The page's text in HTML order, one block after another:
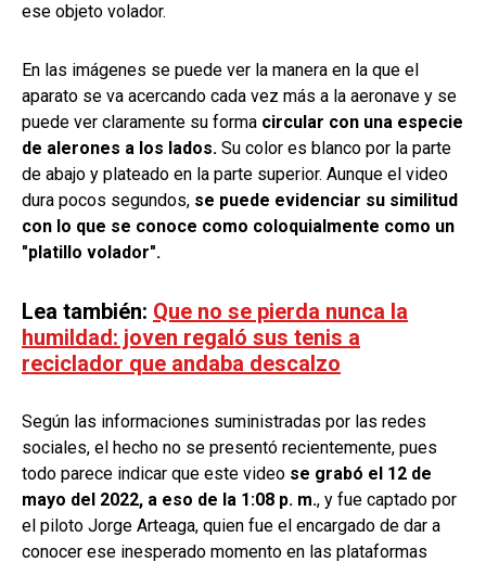
ese objeto volador.
En las imágenes se puede ver la manera en la que el
aparato se va acercando cada vez más a la aeronave y se
puede ver claramente su forma circular con una especie
de alerones a los lados. Su color es blanco por la parte
de abajo y plateado en la parte superior. Aunque el video
dura pocos segundos, se puede evidenciar su similitud
con lo que se conoce como coloquialmente como un
"platillo volador".
Lea también: Que no se pierda nunca la
humildad: joven regaló sus tenis a
reciclador que andaba descalzo
Según las informaciones suministradas por las redes
sociales, el hecho no se presentó recientemente, pues
todo parece indicar que este video se grabó el 12 de
mayo del 2022, a eso de la 1:08 p. m., y fue captado por
el piloto Jorge Arteaga, quien fue el encargado de dar a
conocer ese inesperado momento en las plataformas